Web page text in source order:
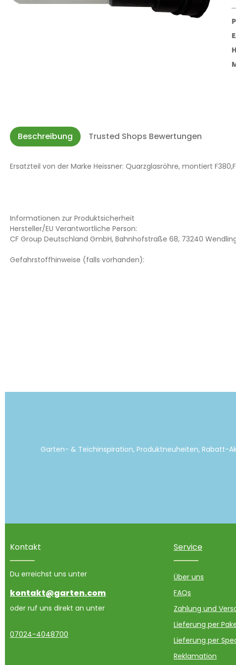
Beschreibung Trusted Shops Bewertungen
Ersatzteil von der Marke Heissner: Quarzglasröhre, montiert
Informationen zur Produktsicherheit
Hersteller/EU Verantwortliche Person:
CF Group Deutschland GmbH, Bahnhofstraße 68, 73240
Gefahrstoffhinweise (falls vorhanden):
Garten- & Teichinspiration, Produktneuheiten, Rabatt-
Kontakt
Du erreichst uns unter
kontakt@garten.com
oder ruf uns direkt an unter
07024-4048700
Service
Über uns
FAQs
Zahlung und
Lieferung per
Lieferung per
Reklamation